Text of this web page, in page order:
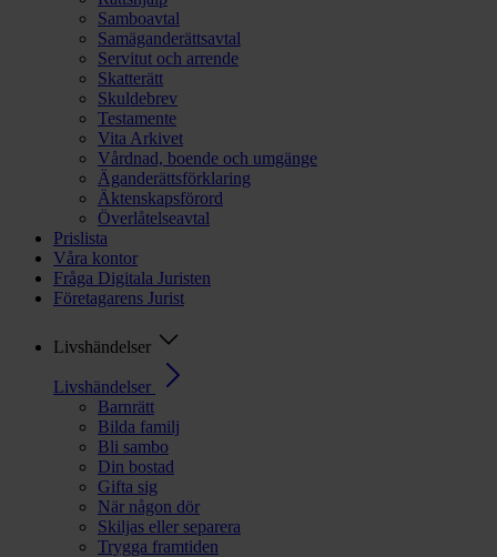
Samboavtal
Samäganderättsavtal
Servitut och arrende
Skatterätt
Skuldebrev
Testamente
Vita Arkivet
Vårdnad, boende och umgänge
Äganderättsförklaring
Äktenskapsförord
Överlåtelseavtal
Prislista
Våra kontor
Fråga Digitala Juristen
Företagarens Jurist
Livshändelser
Livshändelser
Barnrätt
Bilda familj
Bli sambo
Din bostad
Gifta sig
När någon dör
Skiljas eller separera
Trygga framtiden